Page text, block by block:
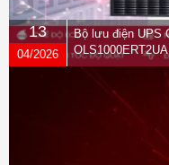
13
04/2026
Bộ lưu điện UPS
OLS1000ERT2UA